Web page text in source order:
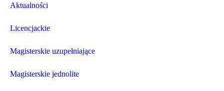
Aktualności
Licencjackie
Magisterskie uzupełniające
Magisterskie jednolite